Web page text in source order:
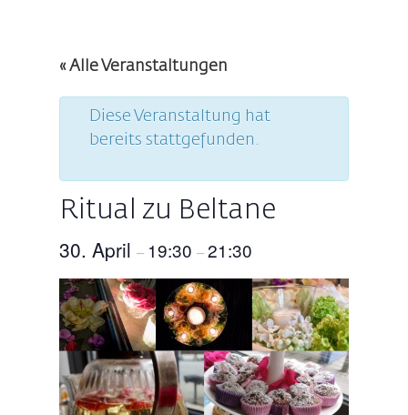
« Alle Veranstaltungen
Diese Veranstaltung hat
bereits stattgefunden.
Ritual zu Beltane
30. April – 19:30 –21:30